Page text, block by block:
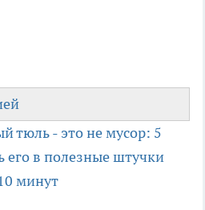
тюль - это не мусор: 5
его в полезные штучки
минут